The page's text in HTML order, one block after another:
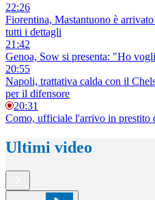
22:26
Fiorentina, Mastantuono è
tutti i dettagli
21:42
Genoa, Sow si presenta: "Ho
20:55
Napoli, trattativa calda con il
per il difensore
20:31
Como, ufficiale l'arrivo in prestito
Ultimi video